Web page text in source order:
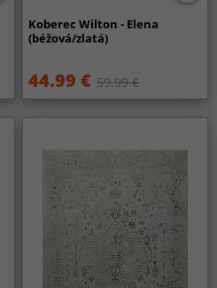
Koberec Wilton - Elena
(béžová/zlatá)
44.99 € 59.99 €